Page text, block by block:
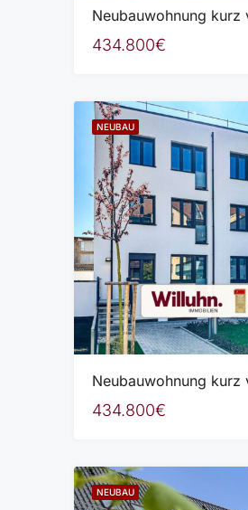
434.800€
NEUBAU
434.800€
NEUBAU